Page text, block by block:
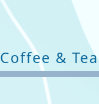
Coffee & Tea